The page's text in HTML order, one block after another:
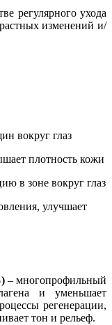
регулярного ухода
изменений и/
вокруг глаз
плотность кожи
в зоне вокруг глаз
улучшает
– многопрофильный
и уменьшает
регенерации,
тон и рельеф.